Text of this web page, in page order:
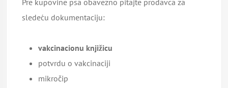
Pre kupovine psa obavezno pitajte prodavca za
sledeću dokumentaciju:
vakcinacionu knjižicu
potvrdu o vakcinaciji
mikročip